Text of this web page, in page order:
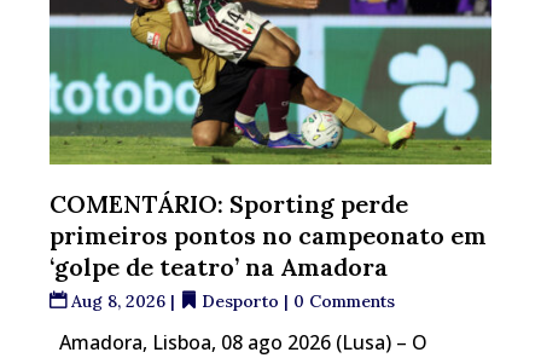
COMENTÁRIO: Sporting perde
primeiros pontos no campeonato em
‘golpe de teatro’ na Amadora
Aug 8, 2026 | Desporto | 0 Comments
Amadora, Lisboa, 08 ago 2026 (Lusa) – O